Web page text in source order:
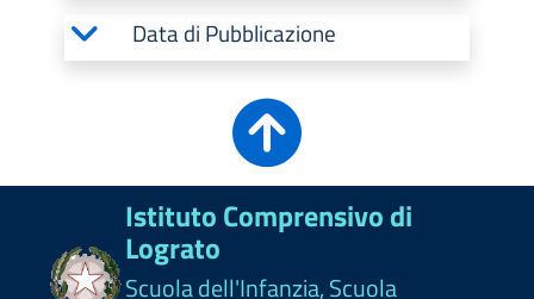
Data di Pubblicazione
Istituto Comprensivo di
Lograto
Scuola dell'Infanzia, Scuola